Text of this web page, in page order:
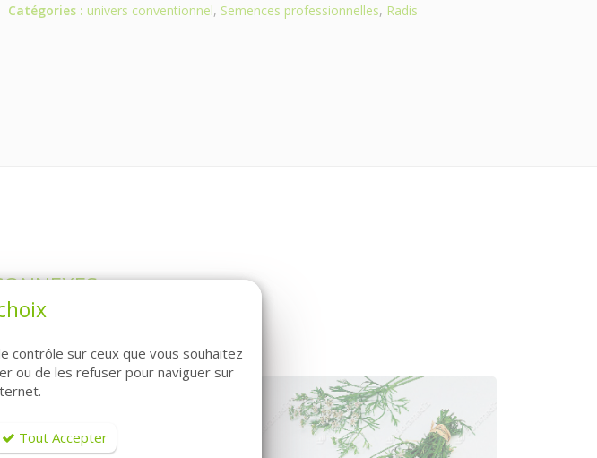
Catégories : univers conventionnel, Semences professionnelles, Radis
contrôle sur ceux que vous souhaitez
ou de les refuser pour naviguer sur
Tout Accepter